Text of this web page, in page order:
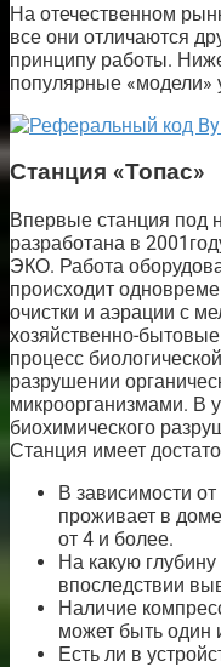
На отечественном
все они отличаются
принципу работы.
популярные «модели»
Станция «Топас»
Впервые станция под
разработана в
ЭКО. Работа
происходит
очистки и аэрации с
хозяйственно-
процесс
разрушении
микроорганизмами. В
биохимического
Станция имеет
В зависимости от
проживает в
от 4 и более.
На какую глубину
впоследствии
Наличие
может быть один
Есть ли в